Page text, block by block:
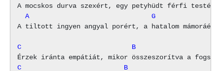
  A                               G
A tiltott ingyen angyal porért, a hatalom mámoráért
C                            B
C                          B